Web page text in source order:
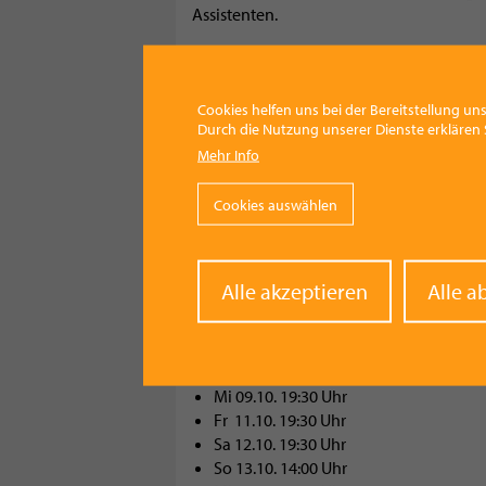
Assistenten.
TICKETS ONLINE
www.ticketlotse.com/event/?id=597
0664/4748152
Fr 04.10. 19:30 Uhr
Mi 09.10. 19:30 Uhr
Fr 11.10. 19:30 Uhr
Sa 12.10. 19:30 Uhr
So 13.10. 14:00 Uhr
Cookies helfen uns bei der Bereitstellung
Durch die Nutzung unserer Dienste
Mehr Info
Cookies auswählen
Alle akzeptieren Alle